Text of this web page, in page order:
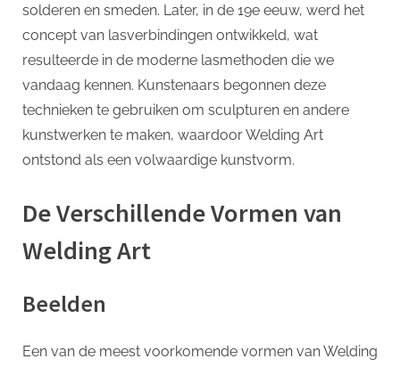
solderen en smeden. Later, in de 19e eeuw, werd het
concept van lasverbindingen ontwikkeld, wat
resulteerde in de moderne lasmethoden die we
vandaag kennen. Kunstenaars begonnen deze
technieken te gebruiken om sculpturen en andere
kunstwerken te maken, waardoor Welding Art
ontstond als een volwaardige kunstvorm.
De Verschillende Vormen van
Welding Art
Beelden
Een van de meest voorkomende vormen van Welding